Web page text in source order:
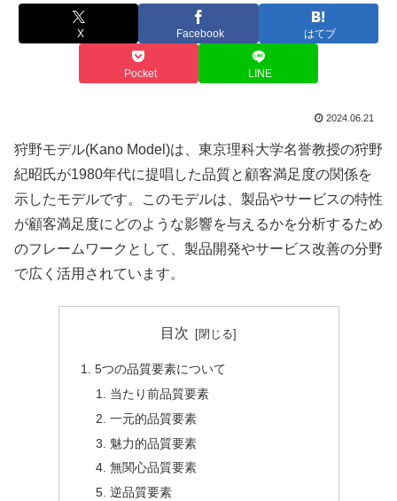
X Facebook はてブ
Pocket LINE
2024.06.21
狩野モデル(Kano Model)は、東京理科大学名誉教授の狩野
紀昭氏が1980年代に提唱した品質と顧客満足度の関係を
示したモデルです。このモデルは、製品やサービスの特性
が顧客満足度にどのような影響を与えるかを分析するため
のフレームワークとして、製品開発やサービス改善の分野
で広く活用されています。
目次
5つの品質要素について
当たり前品質要素
一元的品質要素
魅力的品質要素
無関心品質要素
逆品質要素